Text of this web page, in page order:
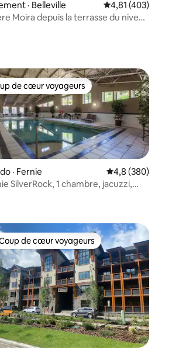
· Belleville Note moyenne de
4,81 (403)
Moira depuis la terrasse du niveau
sur 5, 136 commentaires
de cœur voyageurs
de cœur voyageurs
· Fernie Note moyenne de
4,8 (380)
SilverRock, 1 chambre, jacuzzi,
sur 5, 125 commentaires
de cœur voyageurs parmi les plus aimés
de cœur voyageurs